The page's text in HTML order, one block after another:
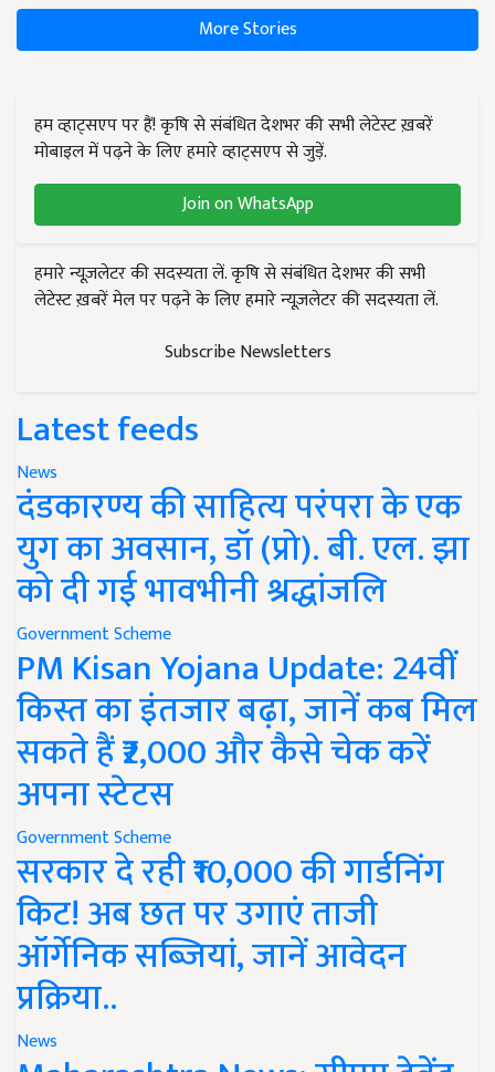
More Stories
हम व्हाट्सएप पर हैं! कृषि से संबंधित देशभर की सभी लेटेस्ट ख़बरें
मोबाइल में पढ़ने के लिए हमारे व्हाट्सएप से जुड़ें.
Join on WhatsApp
हमारे न्यूज़लेटर की सदस्यता लें. कृषि से संबंधित देशभर की सभी
लेटेस्ट ख़बरें मेल पर पढ़ने के लिए हमारे न्यूज़लेटर की सदस्यता लें.
Subscribe Newsletters
Latest feeds
News
दंडकारण्य की साहित्य परंपरा के एक
युग का अवसान, डॉ (प्रो). बी. एल. झा
को दी गई भावभीनी श्रद्धांजलि
Government Scheme
PM Kisan Yojana Update: 24वीं
किस्त का इंतजार बढ़ा, जानें कब मिल
सकते हैं ₹2,000 और कैसे चेक करें
अपना स्टेटस
Government Scheme
सरकार दे रही ₹10,000 की गार्डनिंग
किट! अब छत पर उगाएं ताजी
ऑर्गेनिक सब्जियां, जानें आवेदन
प्रक्रिया..
News